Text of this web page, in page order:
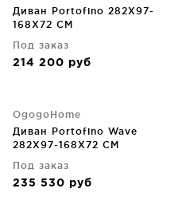
Диван Portofino 282X97-
168X72 CM
Под заказ
214 200 руб
OgogoHome
Диван Portofino Wave
282X97-168X72 CM
Под заказ
235 530 руб